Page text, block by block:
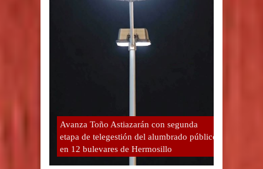
Avanza Toño Astiazarán con segunda
etapa de telegestión del alumbrado público
en 12 bulevares de Hermosillo